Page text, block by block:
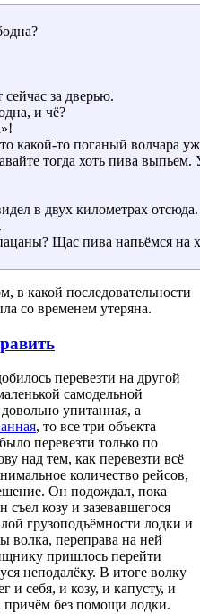
за дверью.
и чё?
какой-то поганый волчара
тогда хоть пива
в двух километрах
Щас пива напьёмся на
в какой последовательности
со временем утеряна.
перевезти на другой
самодельной
упитанная, а
, то все три объекта
перевезти только по
над тем, как перевезти всё
количество рейсов,
Он подождал, пока
съел козу и зазевавшегося
грузоподъёмности лодки и
волка, переправа на ней
пришлось перейти
неподалёку. В итоге волку
и себя, и козу, и капусту, и
причём без помощи лодки.